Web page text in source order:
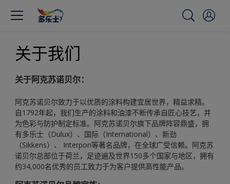
关于我们
关于阿克苏诺贝尔：
阿克苏诺贝尔致力于以优质的涂料构建宜居世界，精益求精。
自1792年起，我们生产的涂料和油漆不断传承自匠心技艺，并
为色彩与防护制定标准。阿克苏诺贝尔旗下品牌阵容鼎盛，拥
有多乐士（Dulux）、国际（International）、新劲
（Sikkens）、 Interpon等著名品牌，在全球广受信赖。阿克苏
诺贝尔总部位于荷兰，足迹遍及世界150多个国家与地区，拥有
约34,000名优秀的员工致力于为客户提供高性能产品。